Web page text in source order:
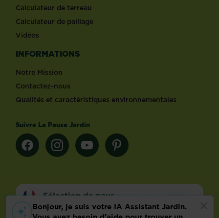
Calculateur de terreau
Calculateur de paillage
Vidéos
INFORMATIONS
Notre Mission
Contactez-nous
Qualités et caractéristiques environnementales
Suivre La Pause Jardin
Sélection de pays